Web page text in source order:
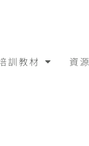
訓教材 資源